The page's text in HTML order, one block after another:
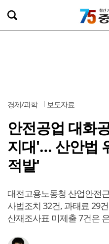
경제/과학 보도자료
안전공업 대화
지대'… 산안법
적발'
대전고용노동청 산업안전
사법조치 32건, 과태료 29
산재조사표 미제출 7건은